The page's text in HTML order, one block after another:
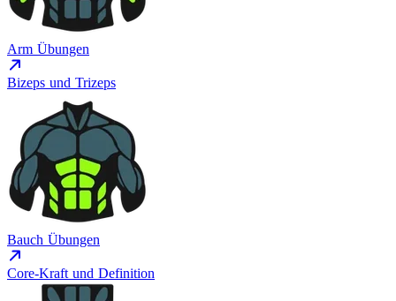
Arm Übungen
Bizeps und Trizeps
Bauch Übungen
Core-Kraft und Definition